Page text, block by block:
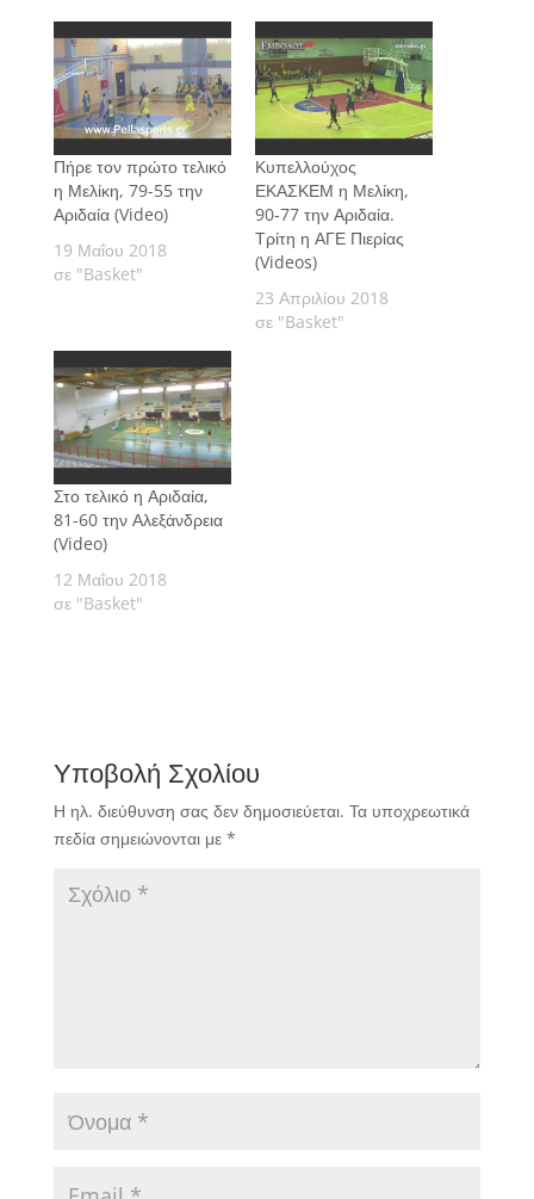
Πήρε τον πρώτο τελικό
η Μελίκη, 79-55 την
Αριδαία (Video)
19 Μαΐου 2018
σε "Basket"
Κυπελλούχος
ΕΚΑΣΚΕΜ η Μελίκη,
90-77 την Αριδαία.
Τρίτη η ΑΓΕ Πιερίας
(Videos)
23 Απριλίου 2018
σε "Basket"
Στο τελικό η Αριδαία,
81-60 την Αλεξάνδρεια
(Video)
12 Μαΐου 2018
σε "Basket"
Υποβολή Σχολίου
Η ηλ. διεύθυνση σας δεν δημοσιεύεται. Τα υποχρεωτικά
πεδία σημειώνονται με *